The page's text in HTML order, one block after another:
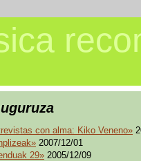
con alma: Kiko Veneno»
2007/12/01
29» 2005/12/09